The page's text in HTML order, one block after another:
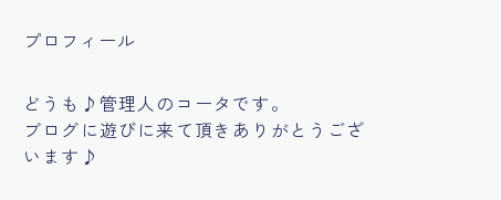
プロフィール
どうも♪管理人のコータです。
ブログに遊びに来て頂きありがとうござ
います♪